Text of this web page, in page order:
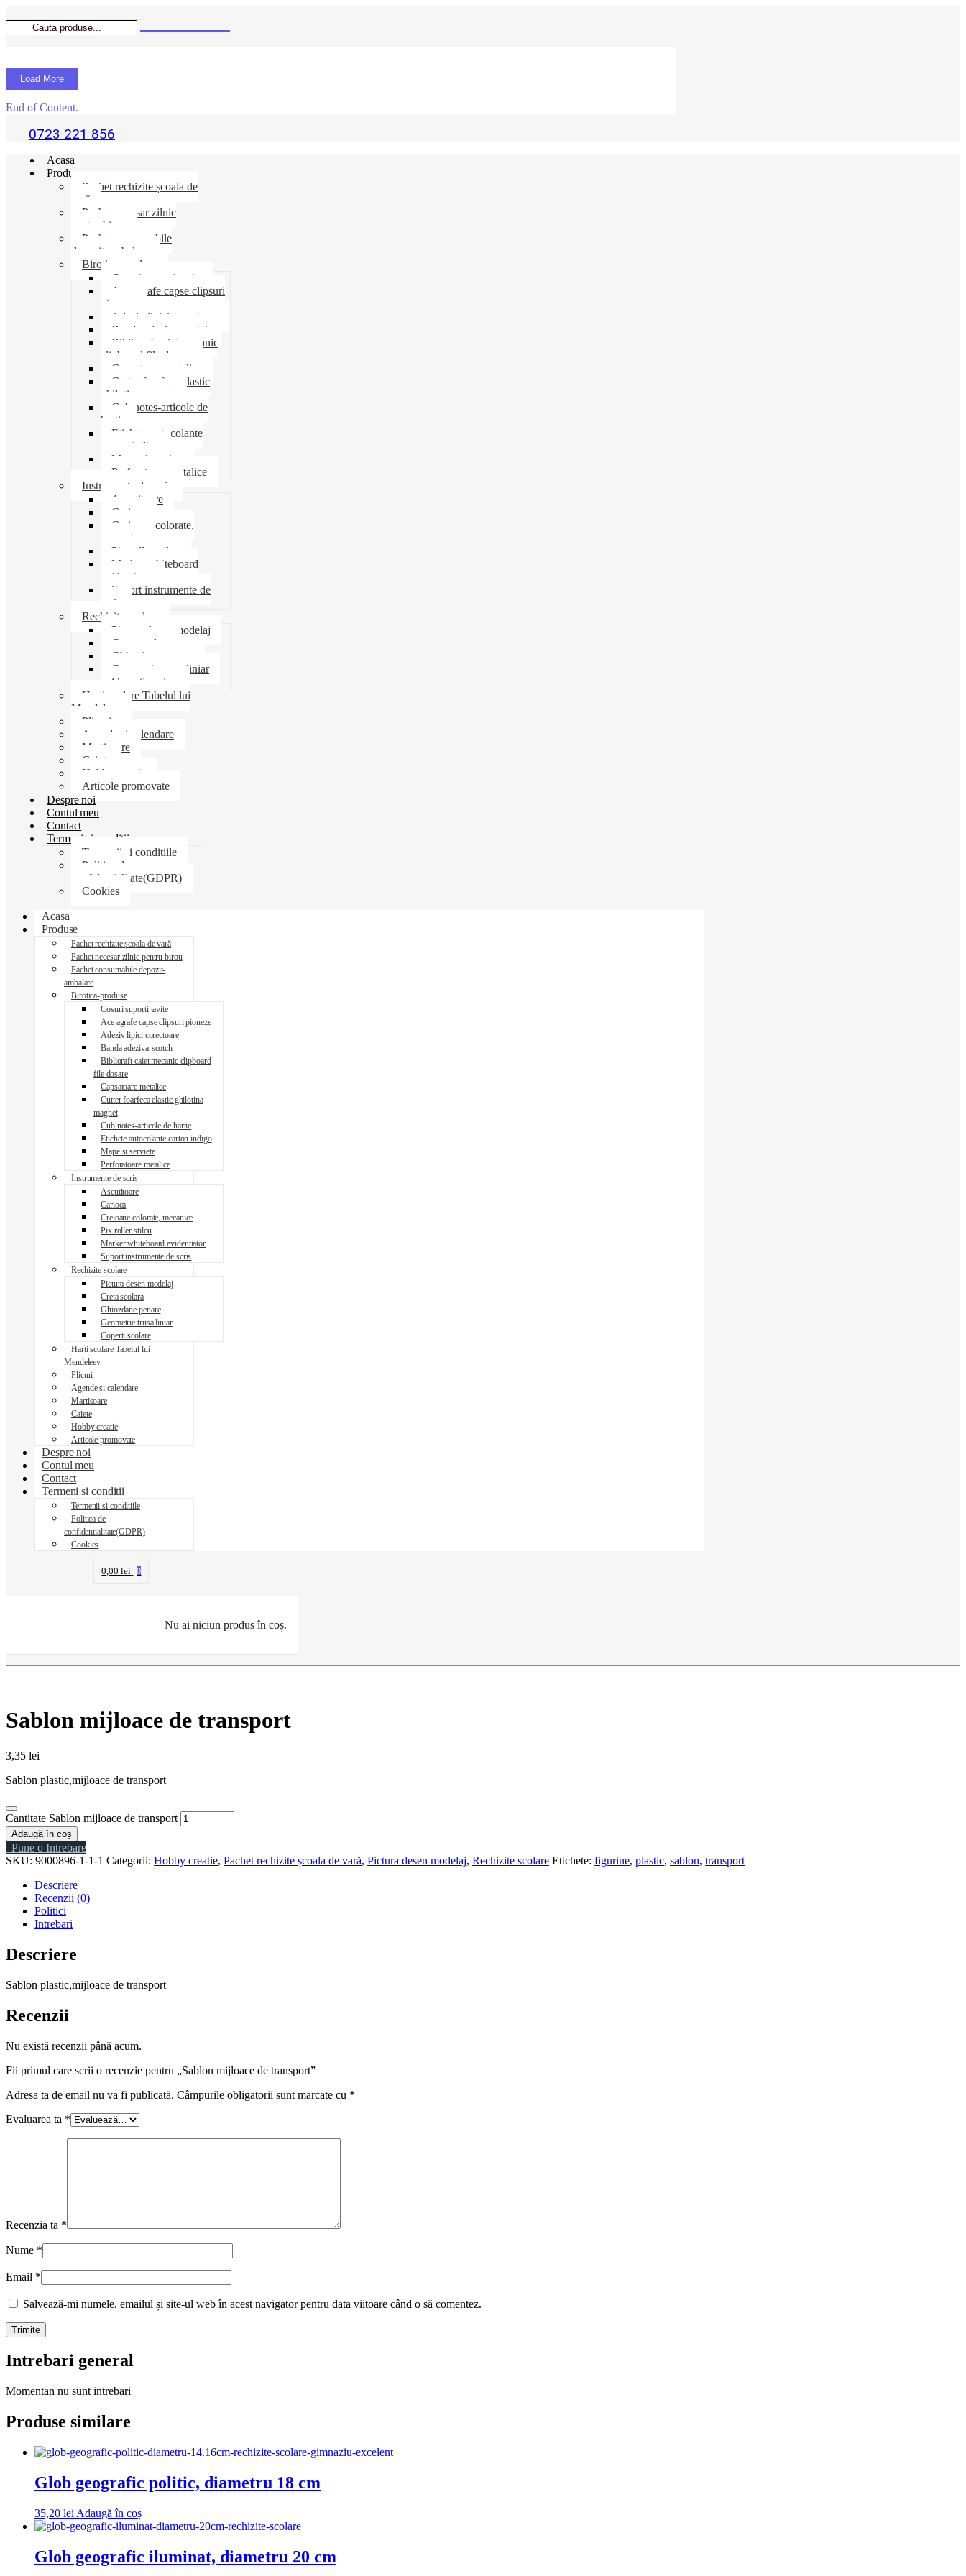
Load More
End of Content.
0723 221 856
Acasa
Produse
Pachet rechizite școala de
vară
Pachet necesar zilnic
pentru birou
Pachet consumabile
depozit-ambalare
Birotica-produse
Cosuri suporti tavite
Ace agrafe capse clipsuri
pioneze
Adeziv lipici corectoare
Banda adeziva-scotch
Biblioraft caiet mecanic
clipboard file dosare
Capsatoare metalice
Cutter foarfeca elastic
ghilotina magnet
Cub notes-articole de
hartie
Etichete autocolante
carton indigo
Mape si serviete
Perforatoare metalice
Instrumente de scris
Ascutitoare
Carioca
Creioane colorate,
mecanice
Pix roller stilou
Marker whiteboard
evidentiator
Suport instrumente de
scris
Rechizite scolare
Pictura desen modelaj
Creta scolara
Ghiozdane penare
Geometrie trusa liniar
Coperti scolare
Harti scolare Tabelul lui
Mendeleev
Plicuri
Agende si calendare
Martisoare
Caiete
Hobby creatie
Articole promovate
Despre noi
Contul meu
Contact
Termeni si conditii
Termenii si conditiile
Politica de
confidentialitate(GDPR)
Cookies
Acasa
Produse
Pachet rechizite școala de vară
Pachet necesar zilnic pentru birou
Pachet consumabile depozit-
ambalare
Birotica-produse
Cosuri suporti tavite
Ace agrafe capse clipsuri pioneze
Adeziv lipici corectoare
Banda adeziva-scotch
Biblioraft caiet mecanic clipboard
file dosare
Capsatoare metalice
Cutter foarfeca elastic ghilotina
magnet
Cub notes-articole de hartie
Etichete autocolante carton indigo
Mape si serviete
Perforatoare metalice
Instrumente de scris
Ascutitoare
Carioca
Creioane colorate, mecanice
Pix roller stilou
Marker whiteboard evidentiator
Suport instrumente de scris
Rechizite scolare
Pictura desen modelaj
Creta scolara
Ghiozdane penare
Geometrie trusa liniar
Coperti scolare
Harti scolare Tabelul lui
Mendeleev
Plicuri
Agende si calendare
Martisoare
Caiete
Hobby creatie
Articole promovate
Despre noi
Contul meu
Contact
Termeni si conditii
Termenii si conditiile
Politica de
confidentialitate(GDPR)
Cookies
0,00lei 0
Nu ai niciun produs în coș.
Sablon mijloace de transport
3,35 lei
Sablon plastic,mijloace de transport
Cantitate Sablon mijloace de transport
Adaugă în coș
Pune o Intrebare
SKU: 9000896-1-1-1 Categorii: Hobby creatie, Pachet rechizite școala de vară, Pictura desen modelaj, Rechizite scolare Etichete: figurine, plastic, sablon, transport
Descriere
Recenzii (0)
Politici
Intrebari
Descriere
Sablon plastic,mijloace de transport
Recenzii
Nu există recenzii până acum.
Fii primul care scrii o recenzie pentru „Sablon mijloace de transport”
Adresa ta de email nu va fi publicată. Câmpurile obligatorii sunt marcate cu *
Evaluarea ta *
Recenzia ta *
Nume *
Email *
Salvează-mi numele, emailul și site-ul web în acest navigator pentru data viitoare când o să comentez.
Intrebari general
Momentan nu sunt intrebari
Produse similare
Glob geografic politic, diametru 18 cm
35,20 lei Adaugă în coș
Glob geografic iluminat, diametru 20 cm